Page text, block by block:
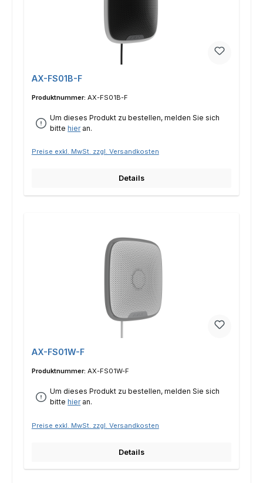
AX-FS01B-F
Produktnummer: AX-FS01B-F
Um dieses Produkt zu bestellen, melden Sie sich
bittehieran.
Preise exkl. MwSt. zzgl. Versandkosten
Details
AX-FS01W-F
Produktnummer: AX-FS01W-F
Um dieses Produkt zu bestellen, melden Sie sich
bittehieran.
Preise exkl. MwSt. zzgl. Versandkosten
Details